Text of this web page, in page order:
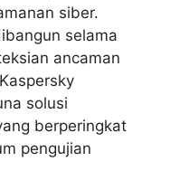
siber.
selama
ancaman
solusi
berperingkat
pengujian